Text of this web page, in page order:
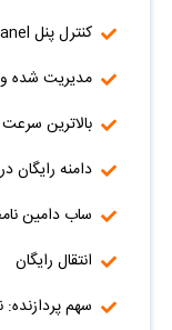
کنترل پنل cpanel
مدیریت شده
بالاترین سرعت
دامنه رایگان
ساب دامین
انتقال رایگان
سهم پردازنده: